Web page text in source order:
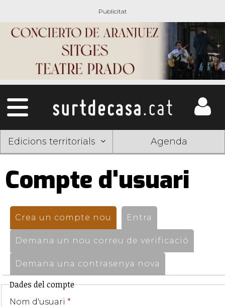
Edicions territorials Agenda
Compte d'usuari
Pestanyes
primàries
Crea un compte nou (pestanya activa)
Entra
Demana un nou correu de verificació
Demana una contrasenya nova
Dades del compte
Nom d'usuari *